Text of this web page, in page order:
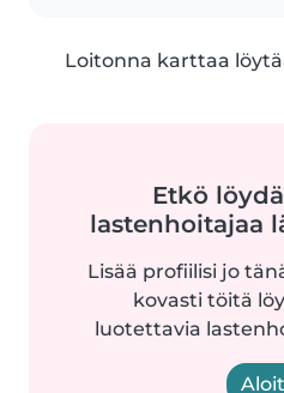
Loitonna karttaa
Etkö
lastenhoitajaa
Lisää profiilisi jo
kovasti töitä
luotettavia